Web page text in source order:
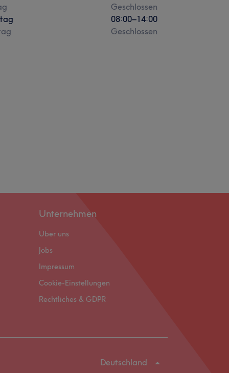
Geschlossen
08:00–14:00
Geschlossen
Unternehmen
Über uns
Jobs
Impressum
Cookie-Einstellungen
Rechtliches & GDPR
Deutschland